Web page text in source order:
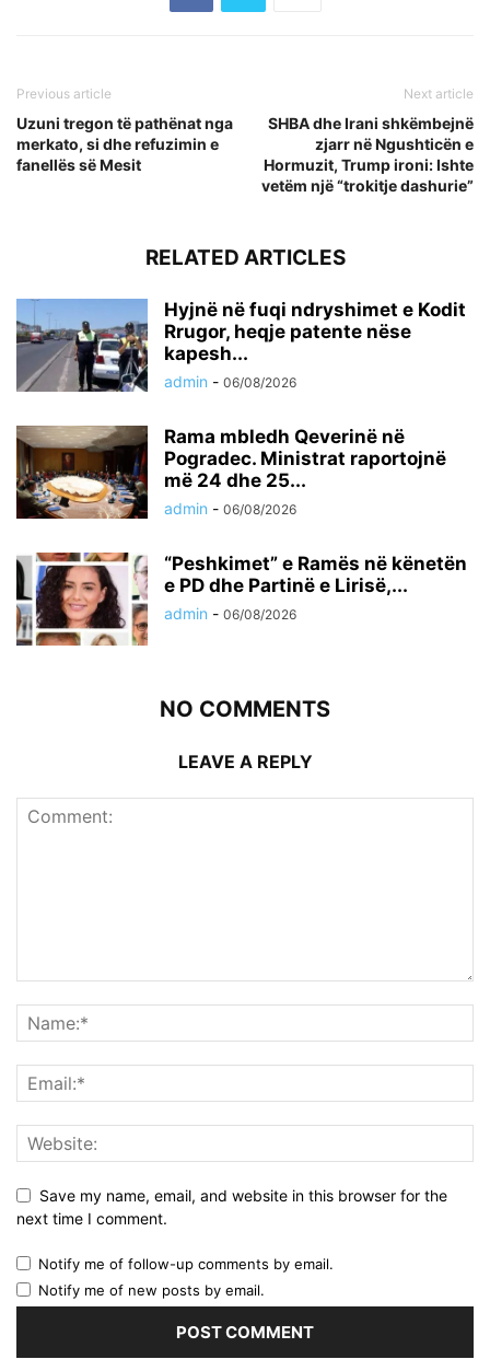
Previous article
Uzuni tregon të pathënat nga
merkato, si dhe refuzimin e
fanellës së Mesit
Next article
SHBA dhe Irani shkëmbejnë
zjarr në Ngushticën e
Hormuzit, Trump ironi: Ishte
vetëm një “trokitje dashurie”
RELATED ARTICLES
Hyjnë në fuqi ndryshimet e Kodit
Rrugor, heqje patente nëse
kapesh...
admin - 06/08/2026
Rama mbledh Qeverinë në
Pogradec. Ministrat raportojnë
më 24 dhe 25...
admin - 06/08/2026
“Peshkimet” e Ramës në kënetën
e PD dhe Partinë e Lirisë,...
admin - 06/08/2026
NO COMMENTS
LEAVE A REPLY
Save my name, email, and website in this browser for the
next time I comment.
Notify me of follow-up comments by email.
Notify me of new posts by email.